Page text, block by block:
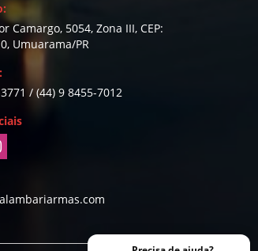
Camargo, 5054, Zona III, CEP:
Umuarama/PR
/ (44) 9 8455-7012